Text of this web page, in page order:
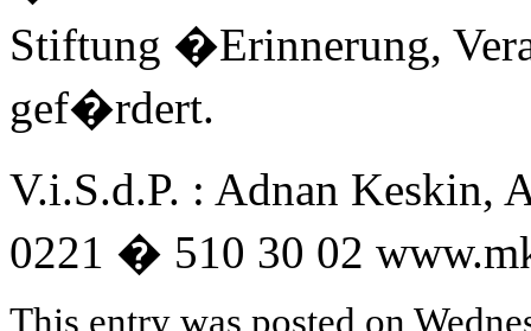
Stiftung �Erinnerung,
gef�rdert.
V.i.S.d.P. : Adnan Keskin,
0221 � 510 30 02
This entry was posted on